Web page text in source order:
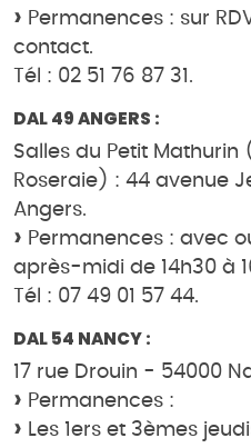
Permanences : sur
contact.
Tél : 02 51 76 87 31.
DAL 49 ANGERS :
Salles du Petit Mathurin
Roseraie) : 44 avenue
Angers.
Permanences : avec
après-midi de 14h30 à
Tél : 07 49 01 57 44.
DAL 54 NANCY :
17 rue Drouin - 54000
Permanences :
Les 1ers et 3èmes